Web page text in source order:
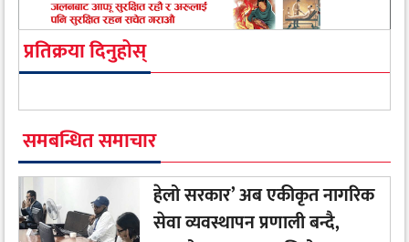
प्रतिक्रया दिनुहोस्
समबन्धित समाचार
हेलो सरकार’ अब एकीकृत नागरिक
सेवा व्यवस्थापन प्रणाली बन्दै,